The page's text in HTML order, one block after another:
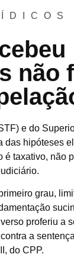
não
e do
das hipóteses
é taxativo, não
grau,
proferiu a
a
do CPP.